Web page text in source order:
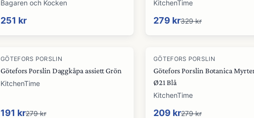
Bagaren och Kocken
251 kr
KitchenTime
279 kr329 kr
-32%
GÖTEFORS PORSLIN
Götefors Porslin Daggkåpa assiett Grön
KitchenTime
191 kr279 kr
-25%
GÖTEFORS PORSLIN
Götefors Porslin Botanica
Ø21 Blå
KitchenTime
209 kr279 kr